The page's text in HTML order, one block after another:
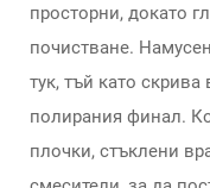
просторни, докато
почистване.
тук, тъй като
полирания финал.
плочки, стъклени